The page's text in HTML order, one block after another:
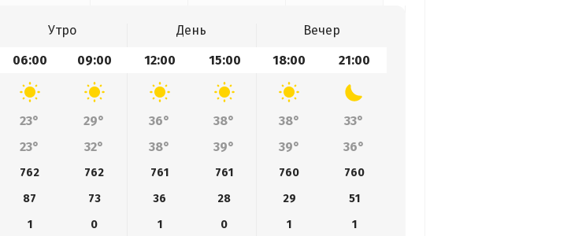
Утро День
Вечер
06:00 09:00 12:00 15:00 18:00 21:00
23° 29° 36° 38° 38°
33°
23° 32° 38° 39° 39° 36°
762 762 761 761 760
760
87 73 36 28 29
51
1 0 1 0 1
1